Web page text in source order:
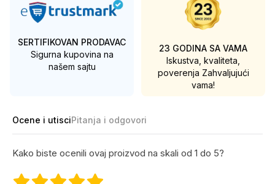
SERTIFIKOVAN PRODAVAC
Sigurna kupovina na
našem sajtu
23 GODINA SA VAMA
Iskustva, kvaliteta,
poverenja Zahvaljujući
vama!
Ocene i utisciPitanja i odgovori
Kako biste ocenili ovaj proizvod na skali od 1 do 5?